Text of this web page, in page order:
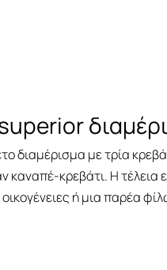
διαμέρισμα με τρία
καναπέ-κρεβάτι. Η τέλεια
οικογένειες ή μια παρέα